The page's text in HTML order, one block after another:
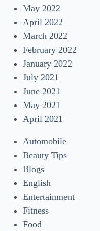
May 2022
April 2022
March 2022
February 2022
January 2022
July 2021
June 2021
May 2021
April 2021
Automobile
Beauty Tips
Blogs
English
Entertainment
Fitness
Food